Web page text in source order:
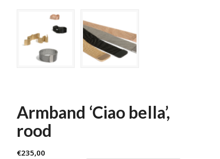
Armband ‘Ciao bella’,
rood
€235,00